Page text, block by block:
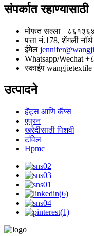
संपर्कात रहाण्यासाठी
मोफत सल्ला
पत्ता नं.178, शेंगली
ईमेल
Whatsapp/Wechat
स्काईप wangjietextile
उत्पादने
हॅट्स आणि कॅप्स
एप्रन
खरेदीसाठी पिशवी
टॉवेल
Hpmc